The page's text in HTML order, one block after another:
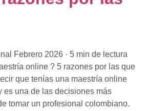
Febrero 2026 · 5 min de lectura
online ? 5 razones por las que
que tenías una maestría online
es una de las decisiones más
tomar un profesional colombiano.